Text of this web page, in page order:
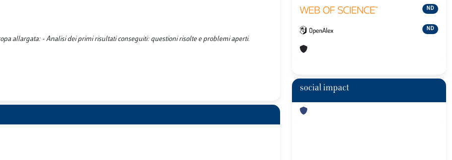
allargata: - Analisi dei primi risultati conseguiti: questioni risolte e problemi aperti.
ND
ND
social impact